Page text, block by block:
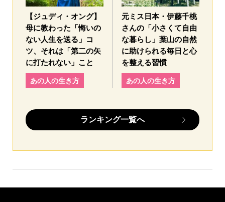
【ジュディ・オング】
母に教わった「悔いの
ない人生を送る」コ
ツ、それは「第二の矢
に打たれない」こと
あの人の生き方
元ミス日本・伊藤千桃
さんの「小さくて自由
な暮らし」葉山の自然
に助けられる毎日と心
を整える習慣
あの人の生き方
ランキング一覧へ